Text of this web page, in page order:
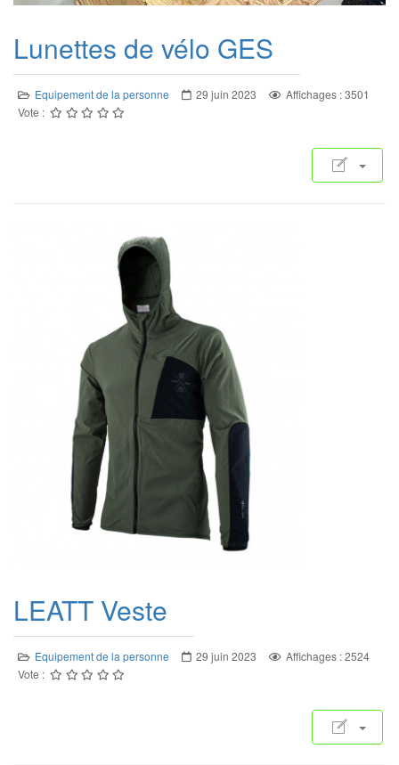
Lunettes de vélo GES
Equipement de la personne 29 juin 2023
Affichages : 3501
Vote :
LEATT Veste
Equipement de la personne 29 juin 2023
Affichages : 2524
Vote :